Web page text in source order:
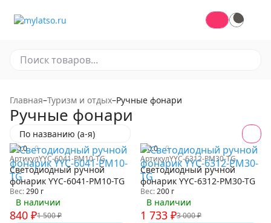
Главная–Туризм и отдых–Ручные фонари
Ручные фонари
По названию (а-я)
0.0
0
АртикулYYC-6041-PM10-TG
Светодиодный ручной
фонарик YYC-6041-PM10-TG
Вес:290 г
В наличии
1 500₽
840 ₽
0.0
0
АртикулYYC-6312-PM30-TG
Светодиодный ручной
фонарик YYC-6312-PM30-TG
Вес:200 г
В наличии
3 000₽
1 733 ₽